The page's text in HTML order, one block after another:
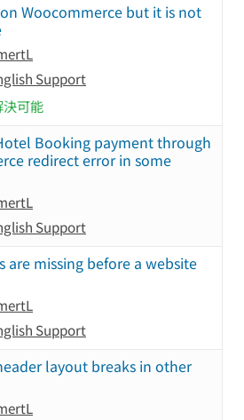
Woocommerce but it is not
Support
可能
Booking payment through
redirect error in some
Support
are missing before a website
Support
layout breaks in other